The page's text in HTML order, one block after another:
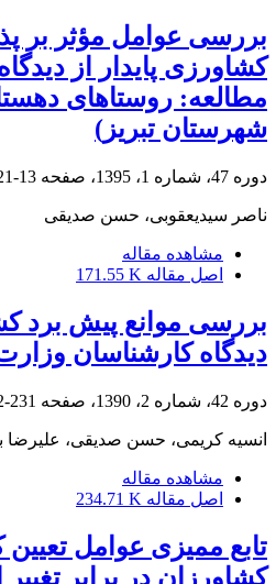
بررسی عوامل مؤثر بر
کشاورزی پایدار از
مطالعه: روستاهای
شهرستان تبریز)
دوره 47، شماره 1، 1395، صفحه 13-21
ناصر سیدیعقوبی، حسن صدیقی
مشاهده مقاله
اصل مقاله 171.55 K
بررسی موانع پیش برد
دیدگاه کارشناسان
دوره 42، شماره 2، 1390، صفحه 231-242
انسیه کریمی، حسن صدیقی، علیرضا
مشاهده مقاله
اصل مقاله 234.71 K
تابع ممیزی عوامل تعیین
کشاورزان در برابر تغییر